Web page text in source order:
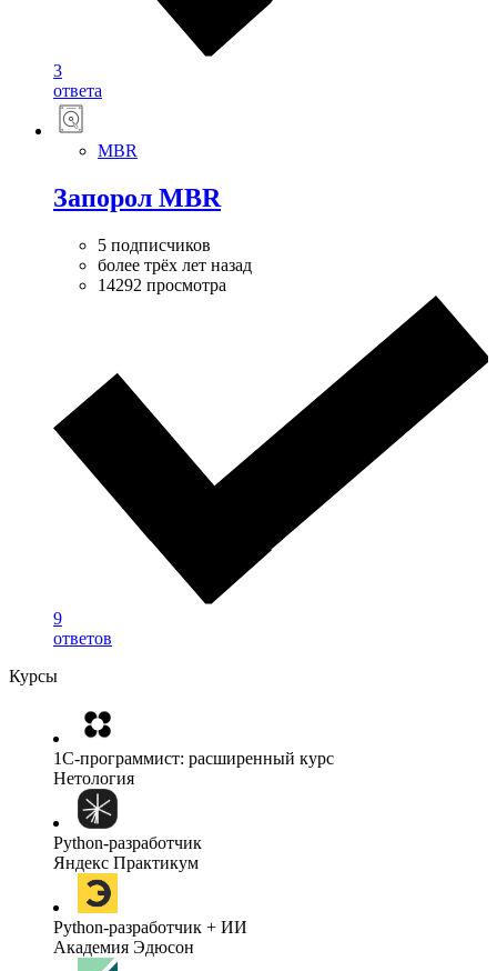
3
ответа
MBR
Запорол MBR
5 подписчиков
более трёх лет назад
14292 просмотра
9
ответов
Курсы
1C-программист: расширенный курс
Нетология
Python-разработчик
Яндекс Практикум
Python-разработчик + ИИ
Академия Эдюсон